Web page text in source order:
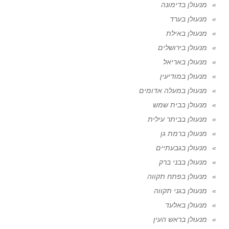
מנעולן בדימונה
מנעולן בערד
מנעולן באילת
מנעולן בירושלים
מנעולן באריאל
מנעולן במודיעין
מנעולן במעלה אדומים
מנעולן בבית שמש
מנעולן בביתר עילית
מנעולן ברמת גן
מנעולן בגבעתיים
מנעולן בבני ברק
מנעולן בפתח תקווה
מנעולן בגני תקווה
מנעולן באלעד
מנעולן בראש העין